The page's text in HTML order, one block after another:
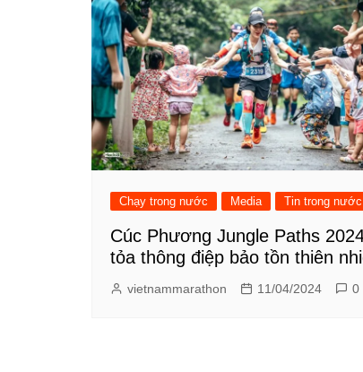
Chạy trong nước Media Tin trong nước
Cúc Phương Jungle Paths
tỏa thông điệp bảo tồn thiên
vietnammarathon 11/04/2024 0